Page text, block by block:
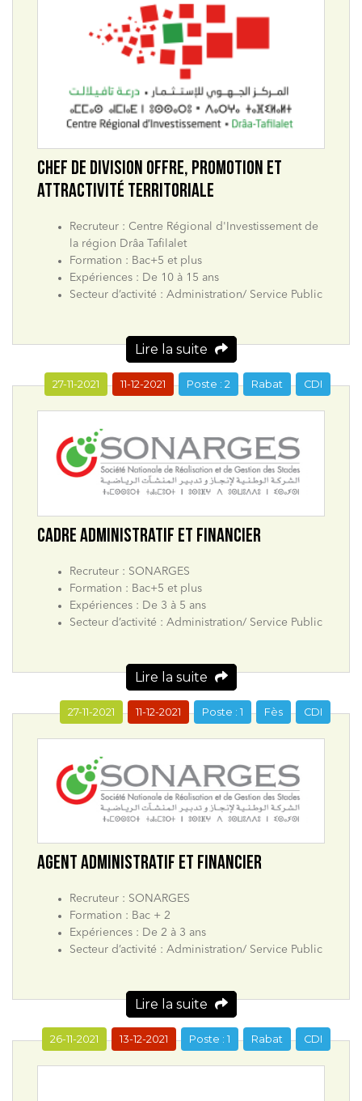
CHEF DE DIVISION OFFRE, PROMOTION ET
ATTRACTIVITÉ TERRITORIALE
Recruteur : Centre Régional d'Investissement de
la région Drâa Tafilalet
Formation : Bac+5 et plus
Expériences : De 10 à 15 ans
Secteur d’activité : Administration/ Service Public
Lire la suite
CADRE ADMINISTRATIF ET FINANCIER
Recruteur : SONARGES
Formation : Bac+5 et plus
Expériences : De 3 à 5 ans
Secteur d’activité : Administration/ Service Public
Lire la suite
CDI
Rabat
Poste : 2
11-12-2021
27-11-2021
AGENT ADMINISTRATIF ET FINANCIER
Recruteur : SONARGES
Formation : Bac + 2
Expériences : De 2 à 3 ans
Secteur d’activité : Administration/ Service Public
Lire la suite
CDI
Fès
Poste : 1
11-12-2021
27-11-2021
CDI
Rabat
Poste : 1
13-12-2021
26-11-2021